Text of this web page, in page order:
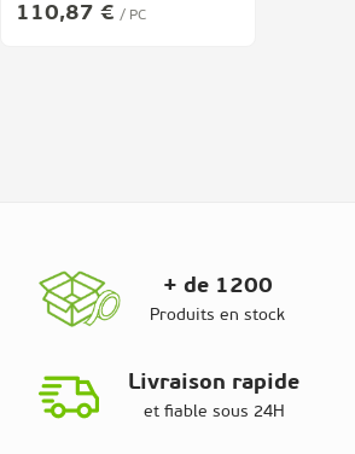
110,87 € / PC
+ de 1200
Produits en stock
Livraison rapide
et fiable sous 24H